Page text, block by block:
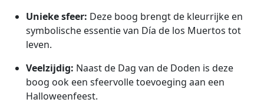
Unieke sfeer: Deze boog brengt de kleurrijke en
symbolische essentie van Día de los Muertos tot
leven.
Veelzijdig: Naast de Dag van de Doden is deze
boog ook een sfeervolle toevoeging aan een
Halloweenfeest.